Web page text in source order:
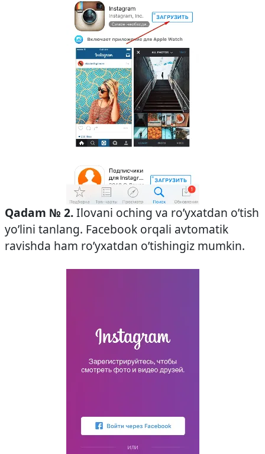
Qadam № 2.Ilovani oching va ro’yxatdan o’tish
yo’lini tanlang. Facebook orqali avtomatik
ravishda ham ro’yxatdan o’tishingiz mumkin.